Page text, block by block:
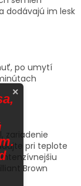
dodávajú im lesk
po umytí
zariadenie
pri teplote
intenzívnejšiu
Brown
×